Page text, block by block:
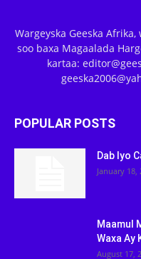
Wargeyska Geeska
soo baxa Magaalada
kartaa:
POPULAR POSTS
Dab Iyo
January 18,
Maamul
Waxa Ay
August 17,